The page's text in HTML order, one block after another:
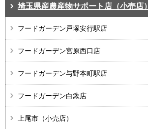
埼玉県産農産物サポート店（小売店）
フードガーデン戸塚安行駅店
フードガーデン宮原西口店
フードガーデン与野本町駅店
フードガーデン白鍬店
上尾市（小売店）